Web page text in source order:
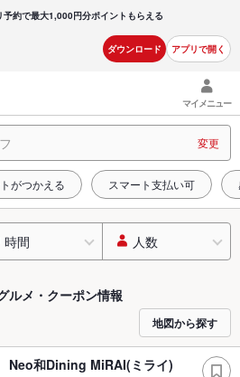
予約で最大1,000円分ポイントもらえる
ダウンロード アプリで開く
マイメニュー
変更
がつかえる スマート支払い可
時間 人数
ルメ・クーポン情報
地図から探す
和Dining MiRAI(ミライ)